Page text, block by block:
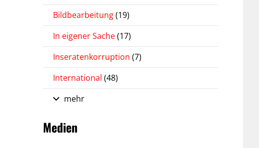
Bildbearbeitung(19)
In eigener Sache(17)
Inseratenkorruption (7)
International (48)
mehr
Medien